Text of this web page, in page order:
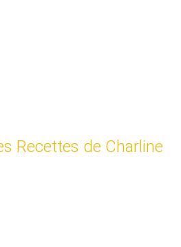
Recettes de Charline